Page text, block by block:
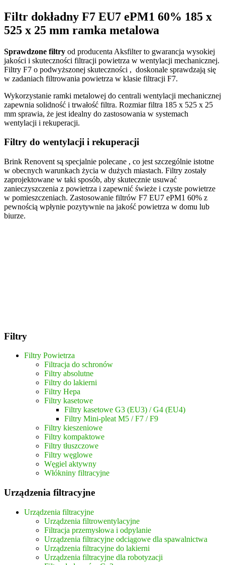
Filtr dokładny F7 EU7 ePM1 60% 185 x
525 x 25 mm ramka metalowa
Sprawdzone filtry od producenta Aksfilter to gwarancja wysokiej
jakości i skuteczności filtracji powietrza w wentylacji mechanicznej.
Filtry F7 o podwyższonej skuteczności , doskonale sprawdzają się
w zadaniach filtrowania powietrza w klasie filtracji F7.
Wykorzystanie ramki metalowej do centrali wentylacji mechanicznej
zapewnia solidność i trwałość filtra. Rozmiar filtra 185 x 525 x 25
mm sprawia, że jest idealny do zastosowania w systemach
wentylacji i rekuperacji.
Filtry do wentylacji i rekuperacji
Brink Renovent są specjalnie polecane , co jest szczególnie istotne
w obecnych warunkach życia w dużych miastach. Filtry zostały
zaprojektowane w taki sposób, aby skutecznie usuwać
zanieczyszczenia z powietrza i zapewnić świeże i czyste powietrze
w pomieszczeniach. Zastosowanie filtrów F7 EU7 ePM1 60% z
pewnością wpłynie pozytywnie na jakość powietrza w domu lub
biurze.
Filtry
Filtry Powietrza
Filtracja do schronów
Filtry absolutne
Filtry do lakierni
Filtry Hepa
Filtry kasetowe
Filtry kasetowe G3 (EU3) / G4 (EU4)
Filtry Mini-pleat M5 / F7 / F9
Filtry kieszeniowe
Filtry kompaktowe
Filtry tłuszczowe
Filtry węglowe
Węgiel aktywny
Włókniny filtracyjne
Urządzenia filtracyjne
Urządzenia filtracyjne
Urządzenia filtrowentylacyjne
Filtracja przemysłowa i odpylanie
Urządzenia filtracyjne odciągowe dla spawalnictwa
Urządzenia filtracyjne do lakierni
Urządzenia filtracyjne dla robotyzacji